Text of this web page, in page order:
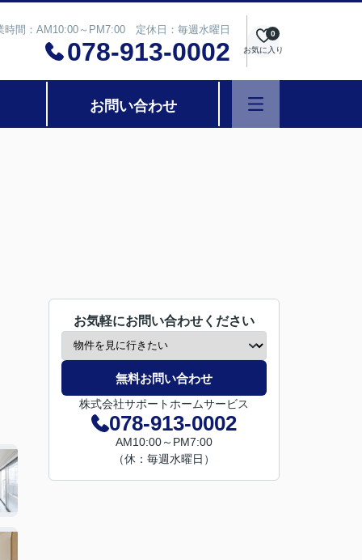
時間：AM10:00～PM7:00 定休日：毎週水曜日
078-913-0002 お気に入り
0
お問い合わせ
お気軽にお問い合わせください
無料お問い合わせ
株式会社サポートホームサービス
078-913-0002
AM10:00～PM7:00
（休：毎週水曜日）